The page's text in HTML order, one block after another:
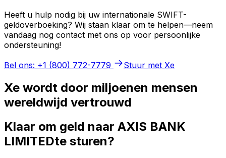
Heeft u hulp nodig bij uw internationale SWIFT-
geldoverboeking? Wij staan klaar om te helpen—neem
vandaag nog contact met ons op voor persoonlijke
ondersteuning!
Bel ons: +1 (800) 772-7779
Stuur met Xe
Xe wordt door miljoenen mensen
wereldwijd vertrouwd
Klaar om geld naar AXIS BANK
LIMITEDte sturen?